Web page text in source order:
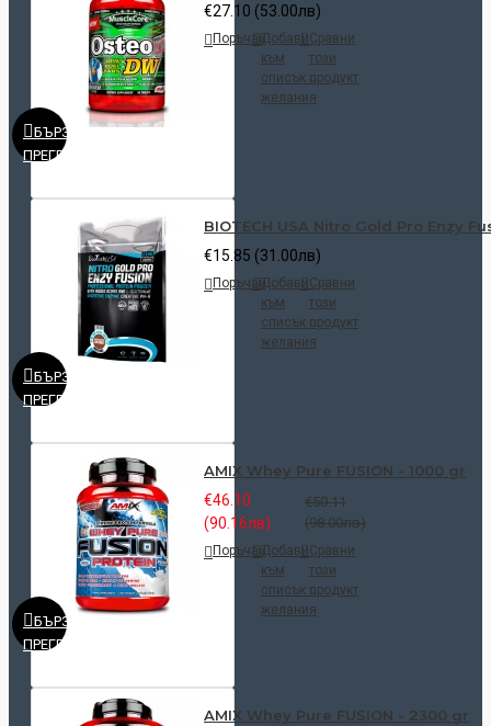
БЪРЗ
ПРЕГЛЕД
€27.10 (53.00лв)
ПоръчайДобави
към
списък с
желания
Сравни
този
продукт
БЪРЗ
ПРЕГЛЕД
BIOTECH USA Nitro Gold Pro Enzy
€15.85 (31.00лв)
ПоръчайДобави
към
списък с
желания
Сравни
този
продукт
БЪРЗ
ПРЕГЛЕД
AMIX Whey Pure FUSION - 1000 gr
€46.10
(90.16лв)
€50.11
(98.00лв)
ПоръчайДобави
към
списък с
желания
Сравни
този
продукт
AMIX Whey Pure FUSION - 2300 gr